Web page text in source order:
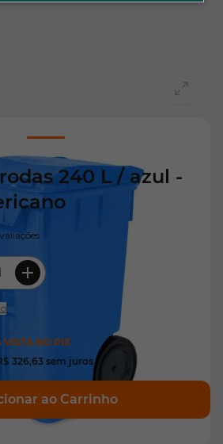
240 L / azul -
VISTA NO PIX
326,63sem juros
ao Carrinho